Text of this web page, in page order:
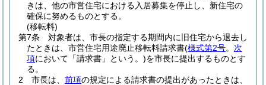
きは、他の市営住宅における入居募集を停止し、新住宅の
確保に努めるものとする。
(移転料)
第7条
対象者は、市長の指定する期間内に旧住宅から退去し
たときは、市営住宅用途廃止移転料請求書(様式第2号。 次
項において「請求書」という。)を市長に提出するものとす
る。
2
市長は、 前項の規定による請求書の提出があったときは、